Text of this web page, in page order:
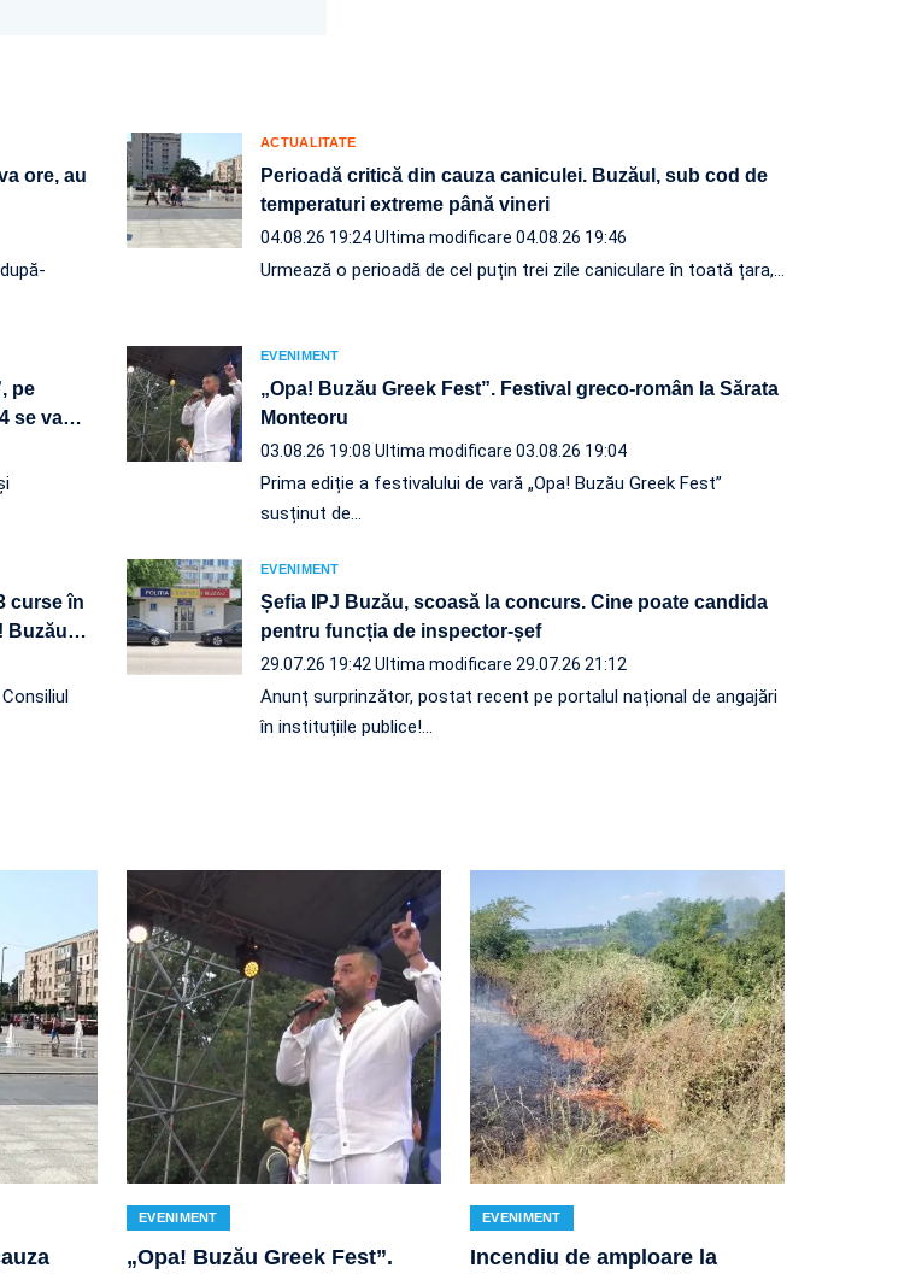
ore, au
ACTUALITATE
Perioadă critică din cauza caniculei. Buzăul, sub cod de
temperaturi extreme până vineri
04.08.26 19:24Ultima modificare 04.08.26 19:46
Urmează o perioadă de cel puțin trei zile caniculare în toată țara,…
pe
se va…
EVENIMENT
„Opa! Buzău Greek Fest”. Festival greco-român la Sărata
Monteoru
03.08.26 19:08 Ultima modificare 03.08.26 19:04
Prima ediție a festivalului de vară „Opa! Buzău Greek Fest”
susținut de…
curse în
Buzău…
EVENIMENT
Șefia IPJ Buzău, scoasă la concurs. Cine poate candida
pentru funcția de inspector-șef
29.07.26 19:42 Ultima modificare 29.07.26 21:12
Anunț surprinzător, postat recent pe portalul național de angajări
în instituțiile publice!…
EVENIMENT
„Opa! Buzău Greek Fest”.
EVENIMENT
Incendiu de amploare la